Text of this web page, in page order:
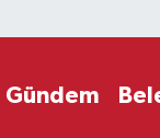
Gündem